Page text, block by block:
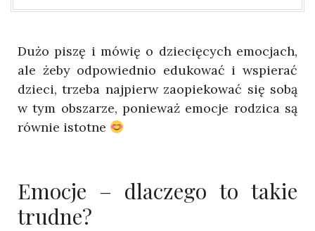
Dużo piszę i mówię o dziecięcych emocjach,
ale żeby odpowiednio edukować i wspierać
dzieci, trzeba najpierw zaopiekować się sobą
w tym obszarze, ponieważ emocje rodzica są
równie istotne
Emocje – dlaczego to takie
trudne?